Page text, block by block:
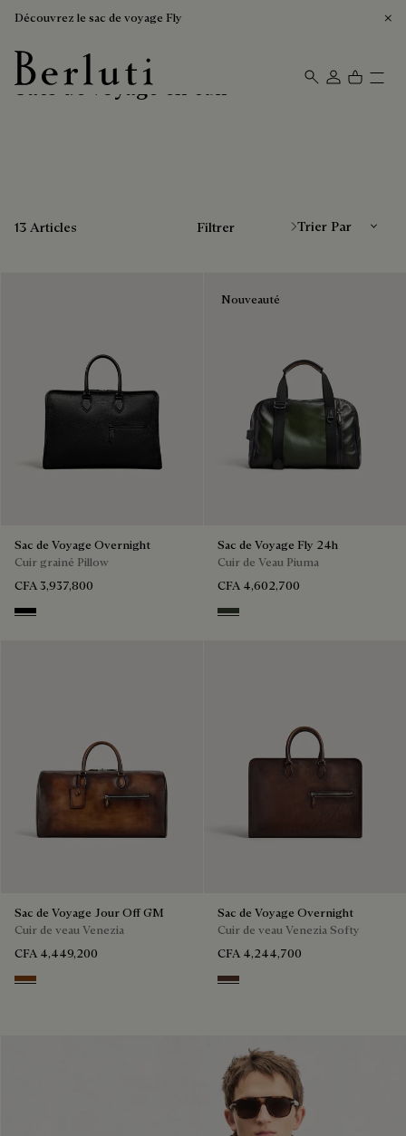
Découvrez le sac de voyage Fly
Page d'Accueil Berluti
Sacs de voyage en cuir
13 Articles Filtrer
Sac de Voyage Overnight
Cuir grainé Pillow
CFA 3,937,800
Deep Black
Nouveauté
Sac de Voyage Fly 24h
Cuir de Veau Piuma
CFA 4,602,700
Smoked Green
Sac de Voyage Jour Off GM
Cuir de veau Venezia
CFA 4,449,200
Cacao Intenso
Sac de Voyage Overnight
Cuir de veau Venezia Softy
CFA 4,244,700
Soft Brown